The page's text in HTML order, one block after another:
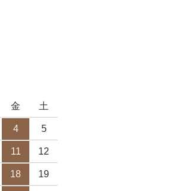
金 土
4 5
11 12
18 19